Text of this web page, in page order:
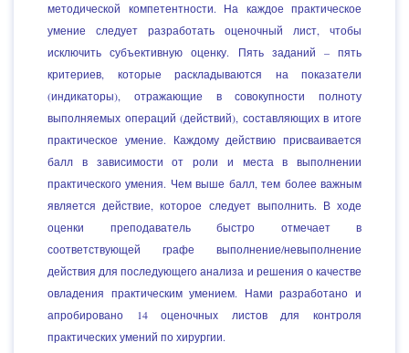
методической компетентности. На каждое практическое
умение следует разработать оценочный лист, чтобы
исключить субъективную оценку. Пять заданий – пять
критериев, которые раскладываются на показатели
(индикаторы), отражающие в совокупности полноту
выполняемых операций (действий), составляющих в итоге
практическое умение. Каждому действию присваивается
балл в зависимости от роли и места в выполнении
практического умения. Чем выше балл, тем более важным
является действие, которое следует выполнить. В ходе
оценки преподаватель быстро отмечает в
соответствующей графе выполнение/невыполнение
действия для последующего анализа и решения о качестве
овладения практическим умением. Нами разработано и
апробировано 14 оценочных листов для контроля
практических умений по хирургии.